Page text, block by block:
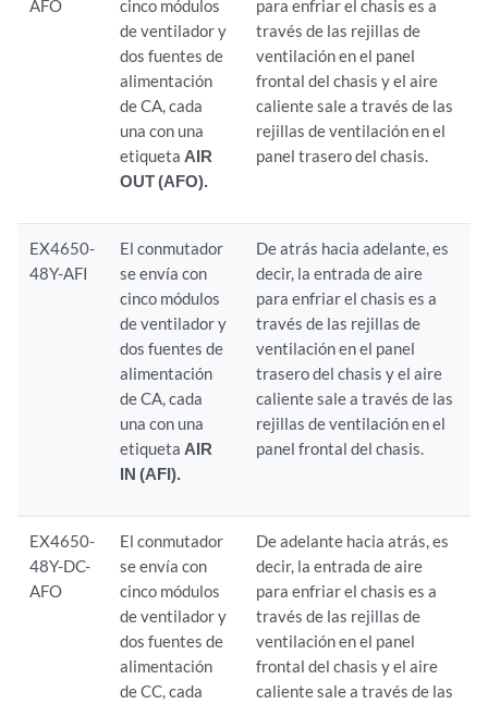
AFO
cinco módulos
de ventilador y
dos fuentes de
alimentación
de CA, cada
una con una
etiqueta AIR
OUT (AFO).
para enfriar el chasis es a
través de las rejillas de
ventilación en el panel
frontal del chasis y el aire
caliente sale a través de las
rejillas de ventilación en el
panel trasero del chasis.
EX4650-
48Y-AFI
El conmutador
se envía con
cinco módulos
de ventilador y
dos fuentes de
alimentación
de CA, cada
una con una
etiqueta AIR
IN (AFI).
De atrás hacia adelante, es
decir, la entrada de aire
para enfriar el chasis es a
través de las rejillas de
ventilación en el panel
trasero del chasis y el aire
caliente sale a través de las
rejillas de ventilación en el
panel frontal del chasis.
EX4650-
48Y-DC-
AFO
El conmutador
se envía con
cinco módulos
de ventilador y
dos fuentes de
alimentación
de CC, cada
De adelante hacia atrás, es
decir, la entrada de aire
para enfriar el chasis es a
través de las rejillas de
ventilación en el panel
frontal del chasis y el aire
caliente sale a través de las